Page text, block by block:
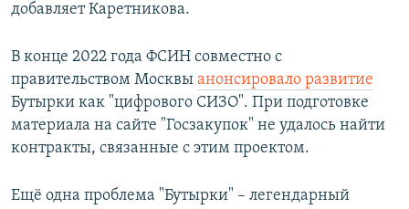
добавляет Каретникова.
В конце 2022 года ФСИН совместно с
правительством Москвы анонсировало развитие
Бутырки как "цифрового СИЗО". При подготовке
материала на сайте "Госзакупок" не удалось найти
контракты, связанные с этим проектом.
Ещё одна проблема "Бутырки" – легендарный